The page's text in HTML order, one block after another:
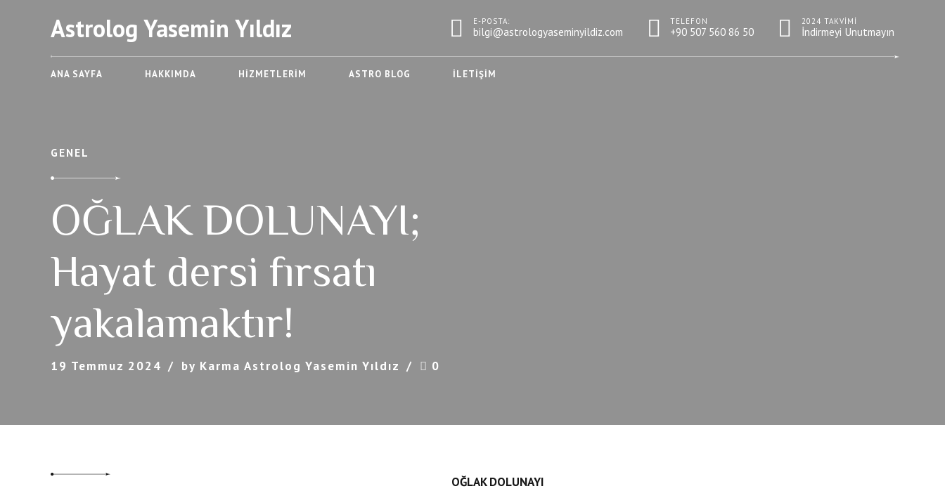
Astrolog Yasemin Yıldız 2024 TAKVIMI
İndirmeyi Unutmayın
TELEFON
+90 507 560 86 50
E-POSTA:
bilgi@astrologyaseminyildiz.com
ANA SAYFA HAKKIMDA HIZMETLERIM ASTRO BLOG İLETIŞIM
GENEL
OĞLAK DOLUNAYI;
Hayat dersi fırsatı
yakalamaktır!
19 Temmuz 2024 by Karma Astrolog Yasemin Yıldız 0
OĞLAK DOLUNAYI